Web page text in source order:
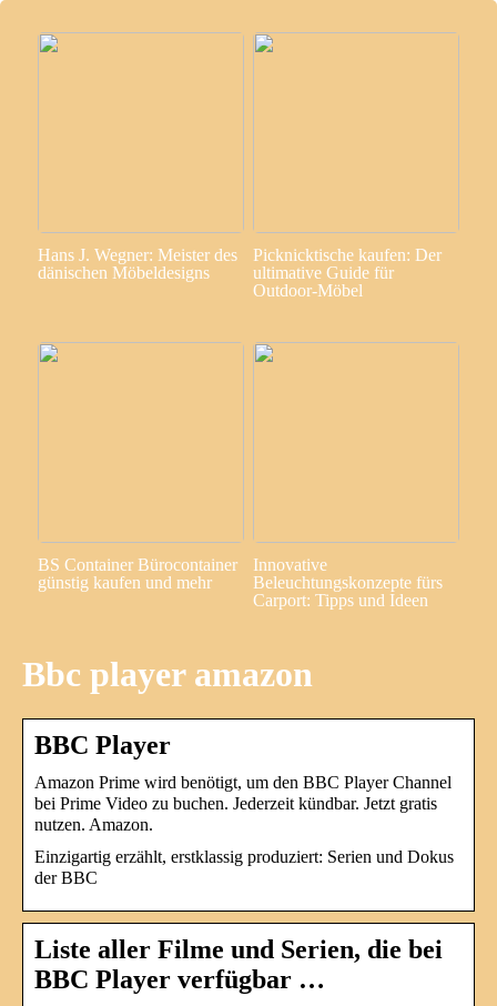
Hans J. Wegner: Meister des
dänischen Möbeldesigns
Picknicktische kaufen: Der
ultimative Guide für
Outdoor-Möbel
BS Container Bürocontainer
günstig kaufen und mehr
Innovative
Beleuchtungskonzepte fürs
Carport: Tipps und Ideen
Bbc player amazon
BBC Player
Amazon Prime wird benötigt, um den BBC Player Channel
bei Prime Video zu buchen. Jederzeit kündbar. Jetzt gratis
nutzen. Amazon.
Einzigartig erzählt, erstklassig produziert: Serien und Dokus
der BBC
Liste aller Filme und Serien, die bei
BBC Player verfügbar …